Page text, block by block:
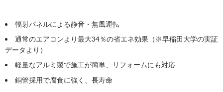
輻射パネルによる静音・無風運転
通常のエアコンより最大34％の省エネ効果（※早稲田大学の実証
データより）
軽量なアルミ製で施工が簡単、リフォームにも対応
銅管採用で腐食に強く、長寿命